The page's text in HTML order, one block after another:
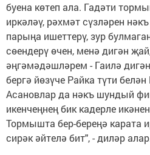
буена көтеп ала. Гадәти
иркәләү, рәхмәт сүзләрен
парыңа ишеттерү, зур
сөендерү өчен, менә дигән
әңгәмәдәшләрем - Гаилә
бергә йөзүче Райка түти
Асановлар да нәкъ шундый
икенчеңнең бик кадерле
Тормышта бер-береңә карата
сирәк әйтелә бит", - диләр